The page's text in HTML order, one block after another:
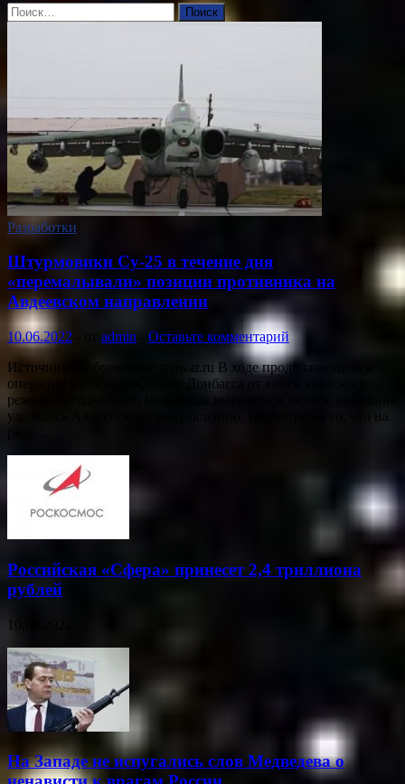
Найти:
Разработки
Штурмовики Су-25 в течение дня
«перемалывали» позиции противника на
Авдеевском направлении
10.06.2022 admin
Оставьте комментарий
Источник изображения: topwar.ru В ходе продолжающейся
операции по освобождению Донбасса от войск киевского
режима сегодня, если можно так выразиться, особое внимание
уделялось Авдеевскому направлению. Несмотря на то, что на
Российская «Сфера» принесет 2,4 триллиона
рублей
10.06.2022
На Западе не испугались слов Медведева о